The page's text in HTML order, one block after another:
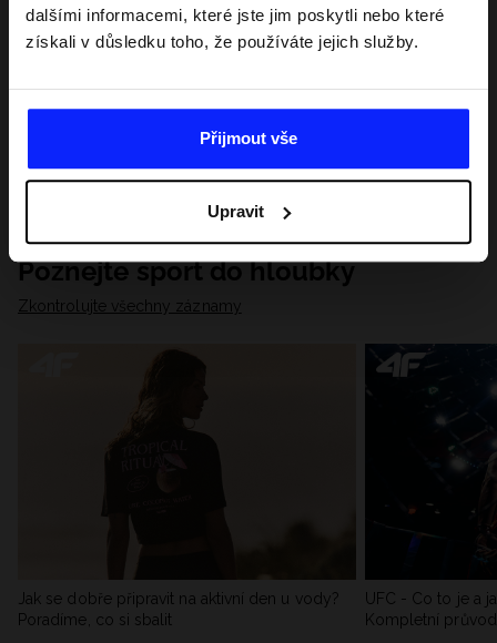
dalšími informacemi, které jste jim poskytli nebo které
získali v důsledku toho, že používáte jejich služby.
Přijmout vše
Upravit
Poznejte sport do hloubky
Zkontrolujte všechny záznamy
Jak se dobře připravit na aktivní den u vody?
Poradíme, co si sbalit
UFC - Co to je a
Kompletní